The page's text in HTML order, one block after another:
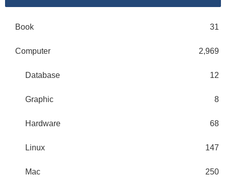
Book 31
Computer 2,969
Database 12
Graphic 8
Hardware 68
Linux 147
Mac 250